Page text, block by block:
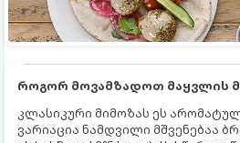
როგორ მოვამზადოთ მაყვლის
კლასიკური მიმოზას ეს
ვარიაცია ნამდვილი მშვენებაა